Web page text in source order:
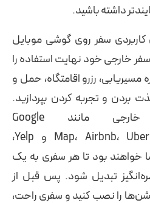
داشته باشید.
سفر روی گوشی موبایل
خارجی خود نهایت استفاده را
مسیریابی، رزرو اقامتگاه، حمل و
بردن و تجربه کردن بپردازید.
اپلیکیشن‌های سفر خارجی مانند Google
Map، Airbnb، Uber، Rome2Rio، Currency و Yelp،
خواهند بود تا هر سفری به یک
تبدیل شود. پس قبل از
را نصب کنید و سفری راحت،